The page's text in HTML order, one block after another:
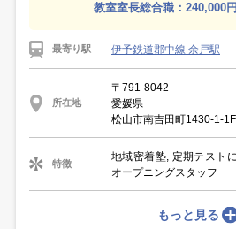
教室室長総合職：240,000
最寄り駅 伊予鉄道郡中線 余戸駅
所在地
〒791-8042
愛媛県
松山市南吉田町1430-1-1F
特徴
地域密着塾, 定期テスト
オープニングスタッフ
もっと見る